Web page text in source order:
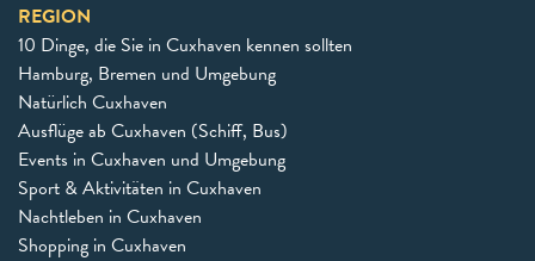
REGION
10 Dinge, die Sie in Cuxhaven kennen sollten
Hamburg, Bremen und Umgebung
Natürlich Cuxhaven
Ausflüge ab Cuxhaven (Schiff, Bus)
Events in Cuxhaven und Umgebung
Sport & Aktivitäten in Cuxhaven
Nachtleben in Cuxhaven
Shopping in Cuxhaven